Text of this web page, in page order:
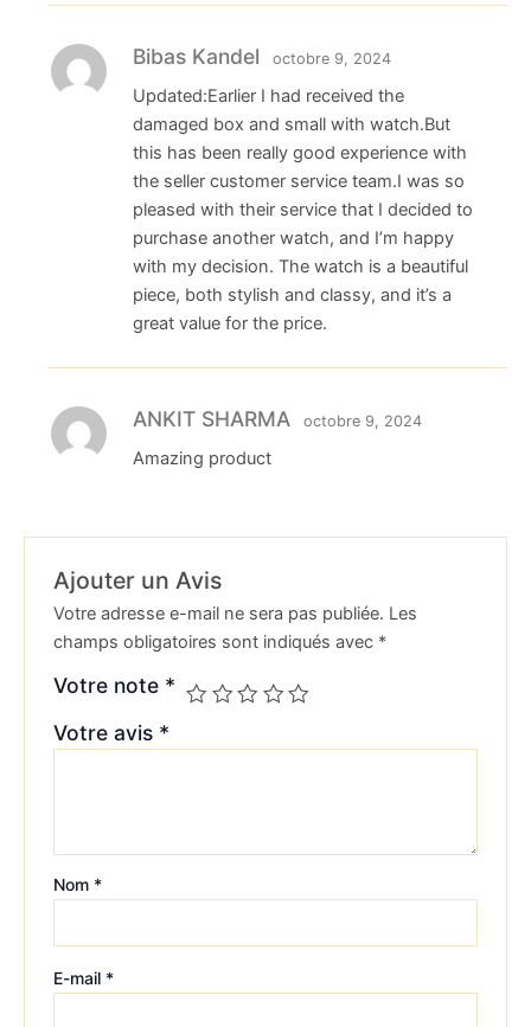
Bibas Kandel octobre 9, 2024
Updated:Earlier I had received the
damaged box and small with watch.But
this has been really good experience with
the seller customer service team.I was so
pleased with their service that I decided to
purchase another watch, and I’m happy
with my decision. The watch is a beautiful
piece, both stylish and classy, and it’s a
great value for the price.
ANKIT SHARMA octobre 9, 2024
Amazing product
Ajouter un Avis
Votre adresse e-mail ne sera pas publiée. Les
champs obligatoires sont indiqués avec *
Votre note *
Votre avis *
Nom *
E-mail *